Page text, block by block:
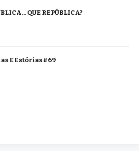
QUE REPÚBLICA?
E Estórias #69